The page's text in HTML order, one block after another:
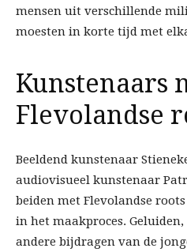
mensen uit verschillende
moesten in korte tijd met
Kunstenaars
Flevolandse
Beeldend kunstenaar
audiovisueel kunstenaar
beiden met Flevolandse
in het maakproces. Geluiden,
andere bijdragen van de